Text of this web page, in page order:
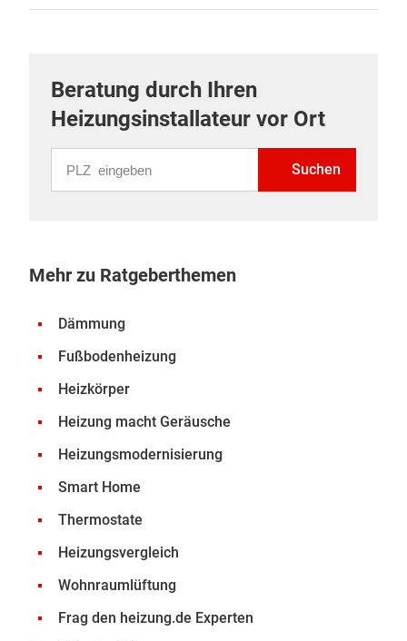
Beratung durch Ihren
Heizungsinstallateur vor Ort
Suchen
Mehr zu Ratgeberthemen
Dämmung
Fußbodenheizung
Heizkörper
Heizung macht Geräusche
Heizungsmodernisierung
Smart Home
Thermostate
Heizungsvergleich
Wohnraumlüftung
Frag den heizung.de Experten